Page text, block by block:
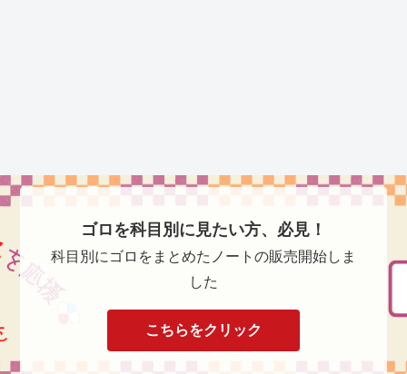
ゴロを科目別に見たい方、必見！
科目別にゴロをまとめたノートの販売開始しま
した
こちらをクリック